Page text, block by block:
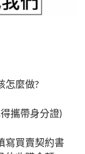
怎麼做?
攜帶身分證)
寫買賣契約書